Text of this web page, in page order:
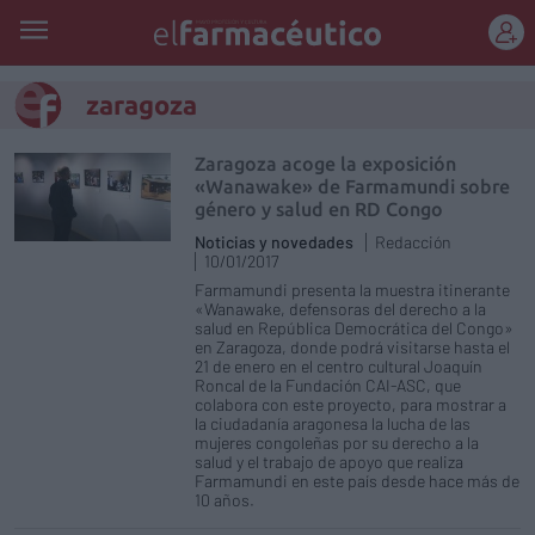
zaragoza
Zaragoza acoge la exposición
«Wanawake» de Farmamundi sobre
género y salud en RD Congo
Noticias y novedades
Redacción
10/01/2017
Farmamundi presenta la muestra itinerante
«Wanawake, defensoras del derecho a la
salud en República Democrática del Congo»
en Zaragoza, donde podrá visitarse hasta el
21 de enero en el centro cultural Joaquín
Roncal de la Fundación CAI-ASC, que
colabora con este proyecto, para mostrar a
la ciudadanía aragonesa la lucha de las
mujeres congoleñas por su derecho a la
salud y el trabajo de apoyo que realiza
Farmamundi en este país desde hace más de
10 años.